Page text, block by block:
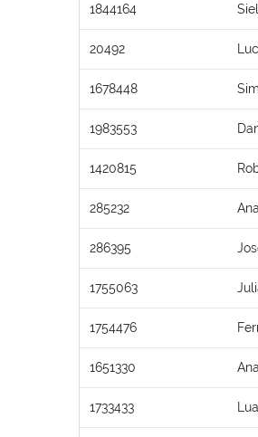
1844164
20492
1678448
1983553
1420815
285232
286395
1755063
1754476
1651330
1733433